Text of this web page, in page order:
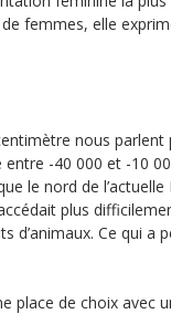
femmes, elle
nous parlent
-40 000 et -10
le nord de l’actuelle
plus
d’animaux. Ce qui a
place de choix avec